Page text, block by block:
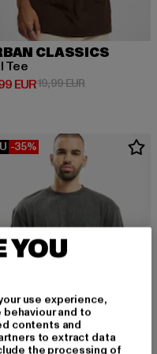
CLASSICS
Tee
EUR Preis: 12,99 EUR
19,99 EURAktionspreis:
-35%
YOU
use experience,
and to
contents and
to extract data
the processing of